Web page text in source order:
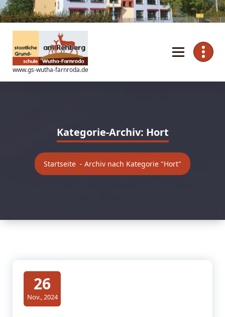
Zum
Inhalt
springen
www.gs-wutha-farnroda.de
Kategorie-Archiv: Hort
Startseite - Archiv nach Kategorie "Hort"
26
Nov., 2024